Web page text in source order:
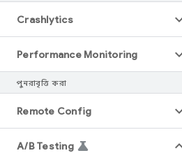
Crashlytics
Performance Monitoring
পুনরাবৃত্তি করা
Remote Config
A/B Testing